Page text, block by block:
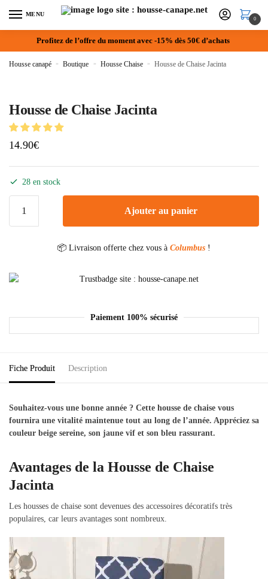
MENU
0
Profitez de l’offre du moment avec -15% dès 50€ d’achats
Housse canapé » Boutique » Housse Chaise » Housse de Chaise Jacinta
Housse de Chaise Jacinta
14.90€
28 en stock
Ajouter au panier
📦 Livraison offerte chez vous à Columbus !
Paiement 100% sécurisé
Fiche Produit Description
Souhaitez-vous une bonne année ? Cette housse de chaise vous
fournira une vitalité maintenue tout au long de l’année. Appréciez sa
couleur beige sereine, son jaune vif et son bleu rassurant.
Avantages de la Housse de Chaise
Jacinta
Les housses de chaise sont devenues des accessoires décoratifs très
populaires, car leurs avantages sont nombreux.